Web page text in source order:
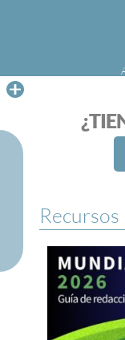
FundéuRAE
la Agencia
cuyo
Recursos